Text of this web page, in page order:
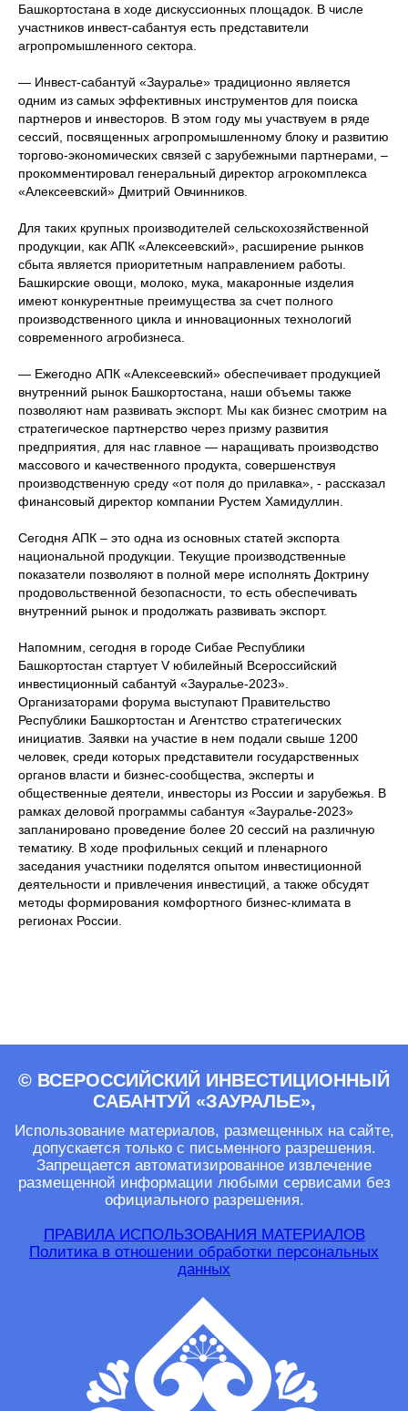
Башкортостана в ходе дискуссионных площадок. В числе
участников инвест-сабантуя есть представители
агропромышленного сектора.
— Инвест-сабантуй «Зауралье» традиционно является
одним из самых эффективных инструментов для поиска
партнеров и инвесторов. В этом году мы участвуем в ряде
сессий, посвященных агропромышленному блоку и развитию
торгово-экономических связей с зарубежными партнерами, –
прокомментировал генеральный директор агрокомплекса
«Алексеевский» Дмитрий Овчинников.
Для таких крупных производителей сельскохозяйственной
продукции, как АПК «Алексеевский», расширение рынков
сбыта является приоритетным направлением работы.
Башкирские овощи, молоко, мука, макаронные изделия
имеют конкурентные преимущества за счет полного
производственного цикла и инновационных технологий
современного агробизнеса.
— Ежегодно АПК «Алексеевский» обеспечивает продукцией
внутренний рынок Башкортостана, наши объемы также
позволяют нам развивать экспорт. Мы как бизнес смотрим на
стратегическое партнерство через призму развития
предприятия, для нас главное — наращивать производство
массового и качественного продукта, совершенствуя
производственную среду «от поля до прилавка», - рассказал
финансовый директор компании Рустем Хамидуллин.
Сегодня АПК – это одна из основных статей экспорта
национальной продукции. Текущие производственные
показатели позволяют в полной мере исполнять Доктрину
продовольственной безопасности, то есть обеспечивать
внутренний рынок и продолжать развивать экспорт.
Напомним, сегодня в городе Сибае Республики
Башкортостан стартует V юбилейный Всероссийский
инвестиционный сабантуй «Зауралье-2023».
Организаторами форума выступают Правительство
Республики Башкортостан и Агентство стратегических
инициатив. Заявки на участие в нем подали свыше 1200
человек, среди которых представители государственных
органов власти и бизнес-сообщества, эксперты и
общественные деятели, инвесторы из России и зарубежья. В
рамках деловой программы сабантуя «Зауралье-2023»
запланировано проведение более 20 сессий на различную
тематику. В ходе профильных секций и пленарного
заседания участники поделятся опытом инвестиционной
деятельности и привлечения инвестиций, а также обсудят
методы формирования комфортного бизнес-климата в
регионах России.
© ВСЕРОССИЙСКИЙ ИНВЕСТИЦИОННЫЙ
САБАНТУЙ «ЗАУРАЛЬЕ»,
Использование материалов, размещенных на сайте,
Запрещается автоматизированное извлечение
размещенной информации любыми сервисами без
официального разрешения.
ПРАВИЛА ИСПОЛЬЗОВАНИЯ МАТЕРИАЛОВ
Политика в отношении обработки персональных
данных